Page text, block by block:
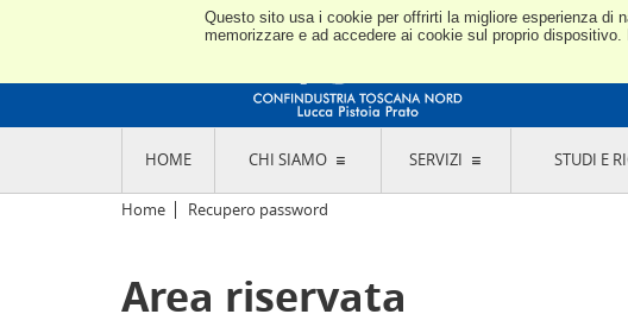
Questo sito usa i cookie per offrirti la migliore esperienza di
memorizzare e ad accedere ai cookie sul proprio
HOME CHI SIAMO
L'ASSOCIAZIONE
CODICE ETICO E DEI VALORI ASSOCIATIVI
TRASPARENZA CONTRIBUTI PUBBLICI
SERVIZI STUDI E
Home Recupero password
Area riservata